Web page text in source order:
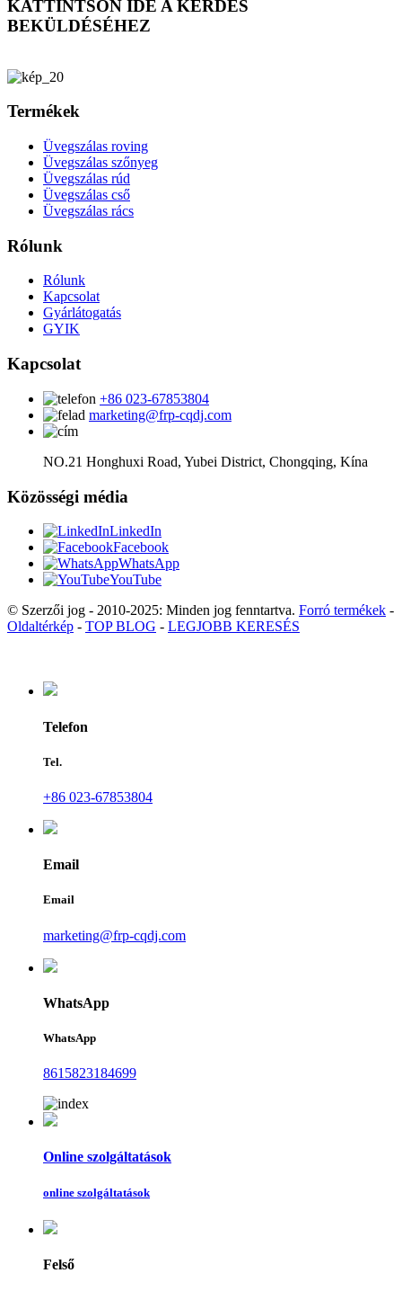
KATTINTSON IDE A KÉRDÉS
BEKÜLDÉSÉHEZ
Termékek
Üvegszálas roving
Üvegszálas szőnyeg
Üvegszálas rúd
Üvegszálas cső
Üvegszálas rács
Rólunk
Rólunk
Kapcsolat
Gyárlátogatás
GYIK
Kapcsolat
+86 023-67853804
marketing@frp-cqdj.com
NO.21 Honghuxi Road, Yubei District, Chongqing, Kína
Közösségi média
LinkedIn
Facebook
WhatsApp
YouTube
© Szerzői jog - 2010-2025: Minden jog fenntartva. Forró termékek -
Oldaltérkép - TOP BLOG - LEGJOBB KERESÉS
Telefon
Tel.
+86 023-67853804
Email
Email
marketing@frp-cqdj.com
WhatsApp
WhatsApp
8615823184699
Online szolgáltatások
online szolgáltatások
Felső